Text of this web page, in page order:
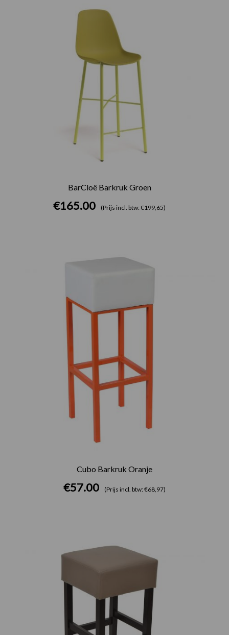
BarCloë Barkruk Groen
€165.00 (Prijs incl. btw: €199,65)
Cubo Barkruk Oranje
€57.00 (Prijs incl. btw: €68,97)